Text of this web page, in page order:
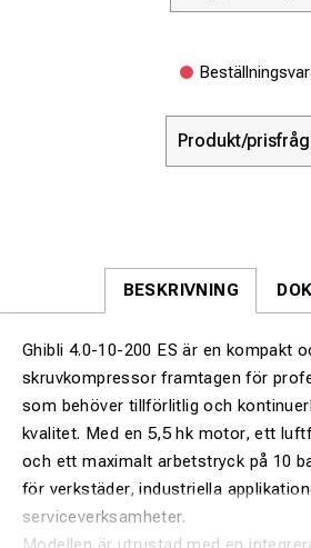
Produkt/
BESKRIVNING
Ghibli 4.0-10-200 ES är en kompakt
skruvkompressor framtagen för
som behöver tillförlitlig och
kvalitet. Med en 5,5 hk motor, ett
och ett maximalt arbetstryck på 10
för verkstäder, industriella
serviceverksamheter.